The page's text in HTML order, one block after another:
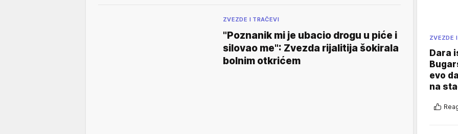
ZVEZDE I TRAČEVI
"Poznanik mi je ubacio drogu u piće i
silovao me": Zvezda rijalitija šokirala
bolnim otkrićem
ZVEZDE
Dara
evo
na